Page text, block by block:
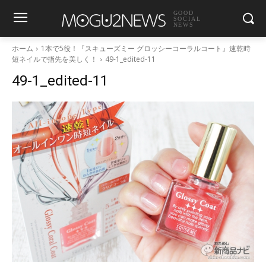
GOOD
SOCIAL
NEWS
ホーム
1本で5役！『スキューズミー グロッシーコーラルコート』速乾時
短ネイルで指先を美しく！
49-1_edited-11
49-1_edited-11